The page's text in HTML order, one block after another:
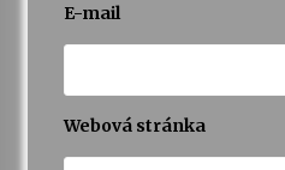
E-mail
Webová stránka